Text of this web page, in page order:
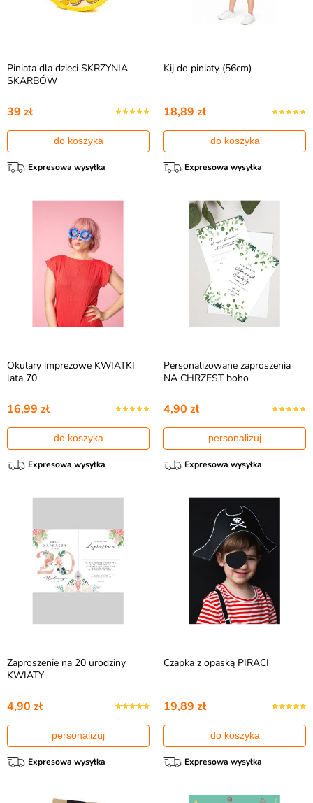
Piniata dla dzieci SKRZYNIA
SKARBÓW
39 zł
do koszyka
Expresowa wysyłka
Kij do piniaty (56cm)
18,89 zł
do koszyka
Expresowa wysyłka
Okulary imprezowe KWIATKI
lata 70
16,99 zł
do koszyka
Expresowa wysyłka
Personalizowane zaproszenia
NA CHRZEST boho
4,90 zł
personalizuj
Expresowa wysyłka
Zaproszenie na 20 urodziny
KWIATY
4,90 zł
personalizuj
Expresowa wysyłka
Czapka z opaską PIRACI
19,89 zł
do koszyka
Expresowa wysyłka